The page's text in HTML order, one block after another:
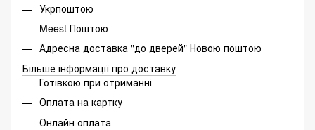
Укрпоштою
Meest Поштою
Адресна доставка "до дверей" Новою поштою
Більше інформації про доставку
Готівкою при отриманні
Оплата на картку
Онлайн оплата